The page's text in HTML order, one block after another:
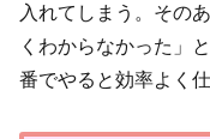
入れてしまう。その
くわからなかった」
番でやると効率よく